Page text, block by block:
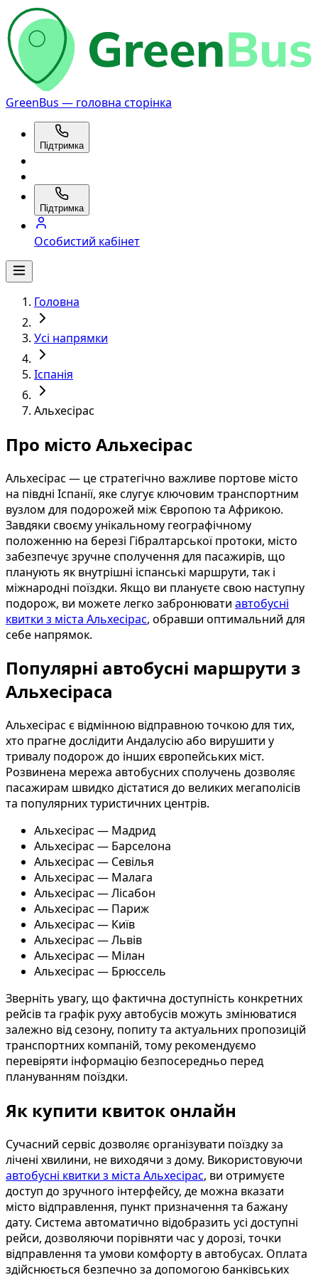
GreenBus — головна сторінка
Підтримка
Підтримка
Особистий кабінет
Головна
Усі напрямки
Іспанія
Альхесірас
Про місто Альхесірас
Альхесірас — це стратегічно важливе портове місто
на півдні Іспанії, яке слугує ключовим транспортним
вузлом для подорожей між Європою та Африкою.
Завдяки своєму унікальному географічному
положенню на березі Гібралтарської протоки, місто
забезпечує зручне сполучення для пасажирів, що
планують як внутрішні іспанські маршрути, так і
міжнародні поїздки. Якщо ви плануєте свою наступну
подорож, ви можете легко забронювати автобусні
квитки з міста Альхесірас, обравши оптимальний для
себе напрямок.
Популярні автобусні маршрути з
Альхесіраса
Альхесірас є відмінною відправною точкою для тих,
хто прагне дослідити Андалусію або вирушити у
тривалу подорож до інших європейських міст.
Розвинена мережа автобусних сполучень дозволяє
пасажирам швидко дістатися до великих мегаполісів
та популярних туристичних центрів.
Альхесірас — Мадрид
Альхесірас — Барселона
Альхесірас — Севілья
Альхесірас — Малага
Альхесірас — Лісабон
Альхесірас — Париж
Альхесірас — Київ
Альхесірас — Львів
Альхесірас — Мілан
Альхесірас — Брюссель
Зверніть увагу, що фактична доступність конкретних
рейсів та графік руху автобусів можуть змінюватися
залежно від сезону, попиту та актуальних пропозицій
транспортних компаній, тому рекомендуємо
перевіряти інформацію безпосередньо перед
плануванням поїздки.
Як купити квиток онлайн
Сучасний сервіс дозволяє організувати поїздку за
лічені хвилини, не виходячи з дому. Використовуючи
автобусні квитки з міста Альхесірас, ви отримуєте
доступ до зручного інтерфейсу, де можна вказати
місто відправлення, пункт призначення та бажану
дату. Система автоматично відобразить усі доступні
рейси, дозволяючи порівняти час у дорозі, точки
відправлення та умови комфорту в автобусах. Оплата
здійснюється безпечно за допомогою банківських